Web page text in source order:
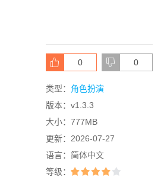
0 0
类型： 角色扮演
版本： v1.3.3
大小： 777MB
更新： 2026-07-27
语言： 简体中文
等级：